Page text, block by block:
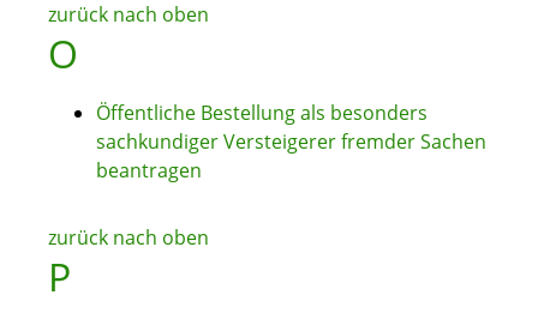
zurück nach oben
O
Öffentliche Bestellung als besonders
sachkundiger Versteigerer fremder Sachen
beantragen
zurück nach oben
P